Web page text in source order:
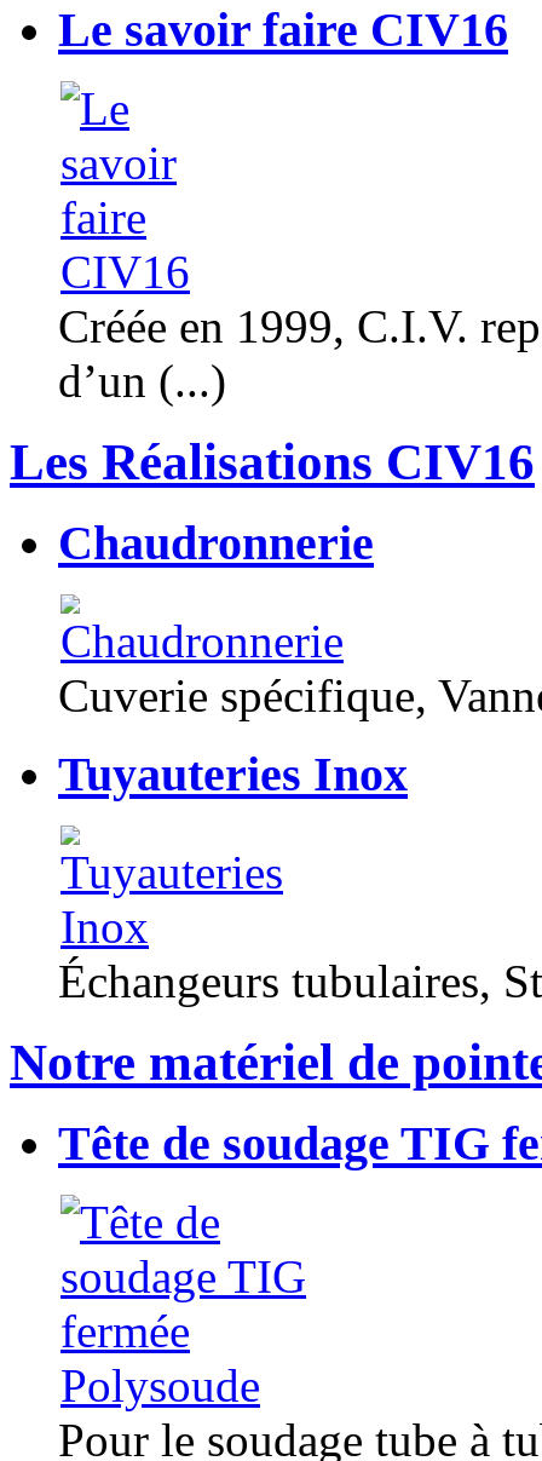
Le savoir faire CIV16
Créée en 1999, C.I.V.
d’un (...)
Les Réalisations CIV16
Chaudronnerie
Cuverie spécifique,
Tuyauteries Inox
Échangeurs tubulaires,
Notre matériel de
Tête de soudage TIG
Pour le soudage tube à